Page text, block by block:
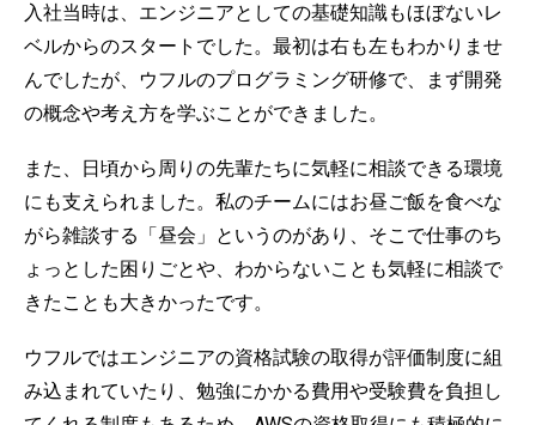
入社当時は、エンジニアとしての基礎知識もほぼないレ
ベルからのスタートでした。最初は右も左もわかりませ
んでしたが、ウフルのプログラミング研修で、まず開発
の概念や考え方を学ぶことができました。
また、日頃から周りの先輩たちに気軽に相談できる環境
にも支えられました。私のチームにはお昼ご飯を食べな
がら雑談する「昼会」というのがあり、そこで仕事のち
ょっとした困りごとや、わからないことも気軽に相談で
きたことも大きかったです。
ウフルではエンジニアの資格試験の取得が評価制度に組
み込まれていたり、勉強にかかる費用や受験費を負担し